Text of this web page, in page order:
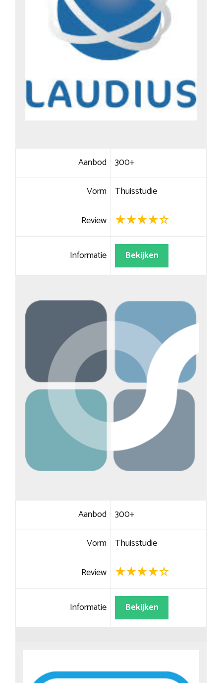
Aanbod 300+
Vorm Thuisstudie
Review
Informatie Bekijken
Aanbod 300+
Vorm Thuisstudie
Review
Informatie Bekijken